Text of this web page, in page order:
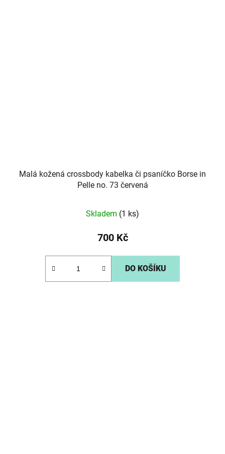
Malá kožená crossbody kabelka či psaníčko Borse in
Pelle no. 73 červená
Skladem (1 ks)
700 Kč
DO KOŠÍKU